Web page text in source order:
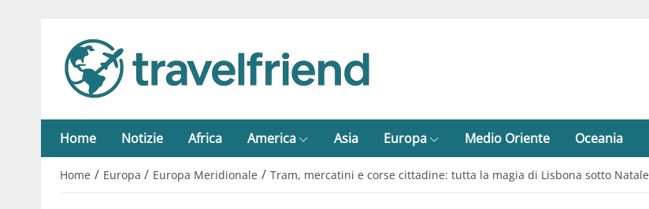
Home Notizie Africa America Asia Europa Medio Oriente Oceania
Home / Europa / Europa Meridionale / Tram, mercatini e corse cittadine: tutta la magia di Lisbona sotto Natale